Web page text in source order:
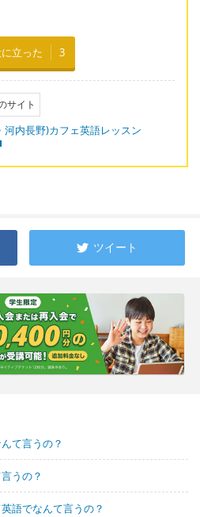
立った 3
サイト
河内長野)カフェ英語レッスン
ツイート
て言うの？
うの？
語でなんて言うの？